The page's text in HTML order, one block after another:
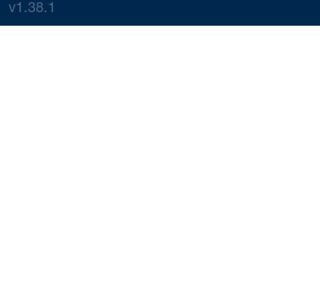
v1.38.1